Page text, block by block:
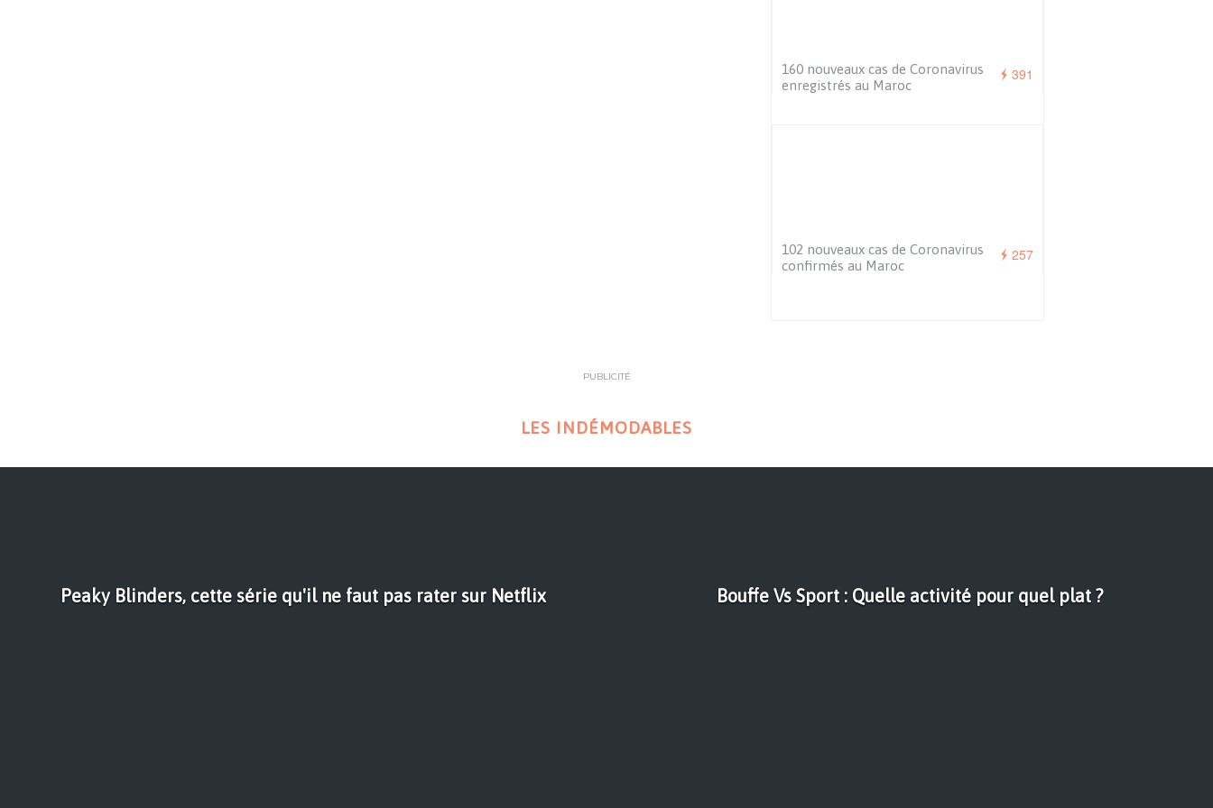
391
160 nouveaux cas de Coronavirus
enregistrés au Maroc
257
102 nouveaux cas de Coronavirus
confirmés au Maroc
PUBLICITÉ
LES INDÉMODABLES
Peaky Blinders, cette série qu'il ne faut pas rater sur Netflix Bouffe Vs Sport : Quelle activité pour quel plat ?